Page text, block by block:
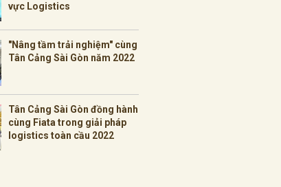
vực Logistics
"Nâng tầm trải nghiệm" cùng
Tân Cảng Sài Gòn năm 2022
Tân Cảng Sài Gòn đồng hành
cùng Fiata trong giải pháp
logistics toàn cầu 2022